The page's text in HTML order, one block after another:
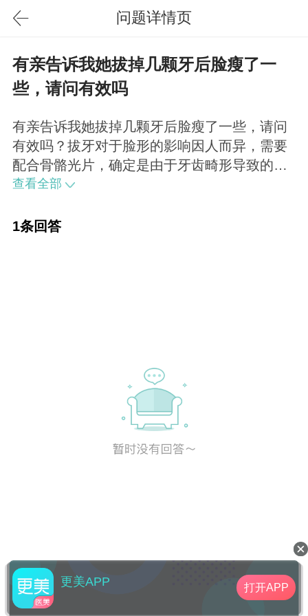
问题详情页
有亲告诉我她拔掉几颗牙后脸瘦了一
些，请问有效吗
有亲告诉我她拔掉几颗牙后脸瘦了一些，请问
有效吗？拔牙对于脸形的影响因人而异，需要
配合骨骼光片，确定是由于牙齿畸形导致的大
脸再做决定。目前瘦脸还是下颌角手术和肉毒
查看全部
1条回答
更美APP 打开APP